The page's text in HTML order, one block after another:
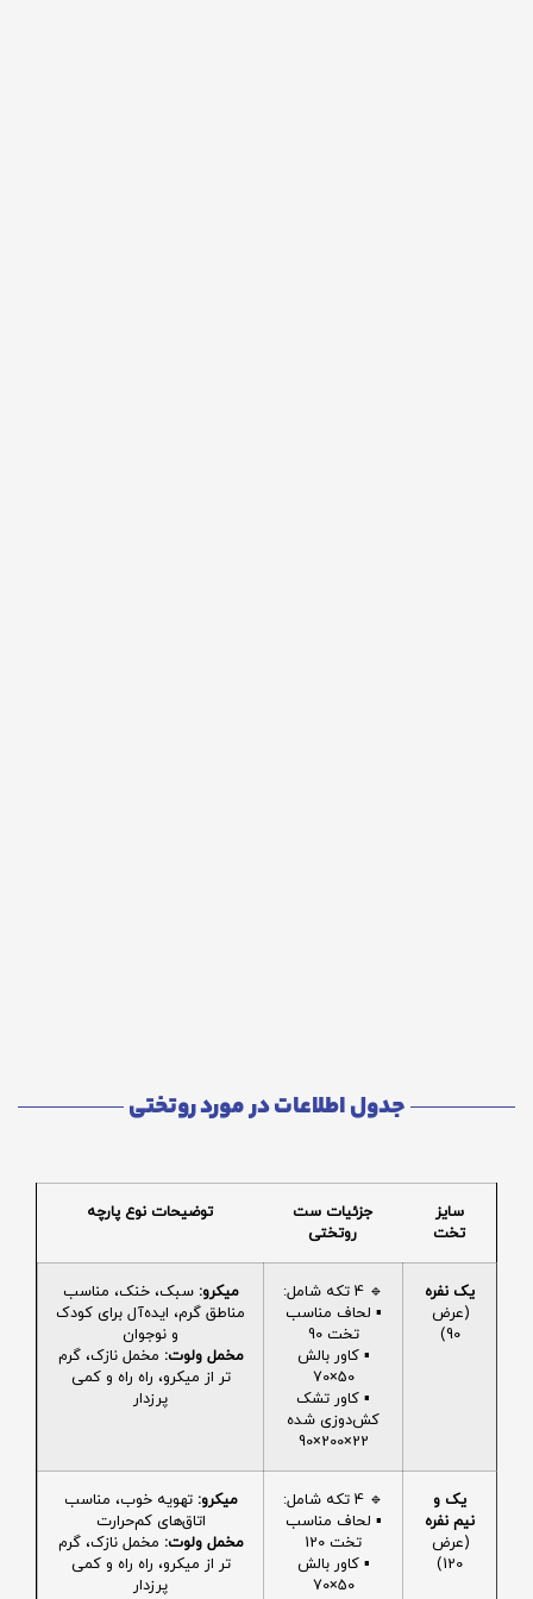
جدول اطلاعات در مورد روتختی
سایز
تخت
جزئیات ست
روتختی
توضیحات نوع پارچه
یک نفره
(عرض
90)
🔹 4 تکه شامل:
▪️ لحاف مناسب
تخت 90
▪️ کاور بالش
50×70
▪️ کاور تشک
کش‌دوزی شده
22×200×90
میکرو: سبک، خنک، مناسب
مناطق گرم، ایده‌آل برای کودک
و نوجوان
مخمل ولوت: مخمل نازک، گرم
تر از میکرو، راه راه و کمی
پرزدار
یک و
نیم نفره
(عرض
120)
🔹 4 تکه شامل:
▪️ لحاف مناسب
تخت 120
▪️ کاور بالش
50×70
میکرو: تهویه خوب، مناسب
اتاق‌های کم‌حرارت
مخمل ولوت: مخمل نازک، گرم
تر از میکرو، راه راه و کمی
پرزدار